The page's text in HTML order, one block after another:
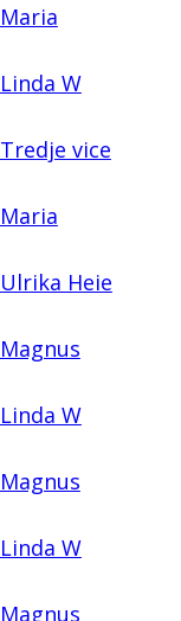
Maria
Linda W
Tredje vice
Maria
Ulrika Heie
Magnus
Linda W
Magnus
Linda W
Magnus